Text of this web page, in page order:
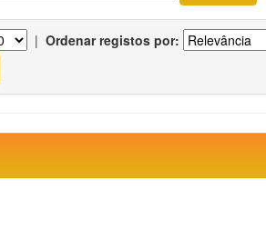
| Ordenar registos por: